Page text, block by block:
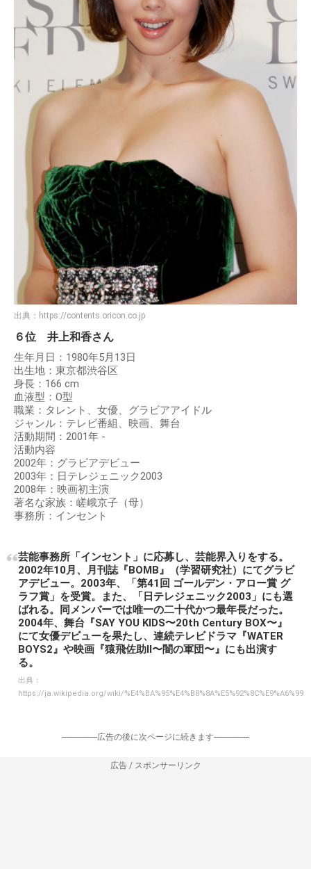
出典： https://contents.oricon.co.jp
６位 井上和香さん
生年月日：1980年5月13日
出生地：東京都渋谷区
身長：166 cm
血液型：O型
職業：タレント、女優、グラビアアイドル
ジャンル：テレビ番組、映画、舞台
活動期間：2001年 -
活動内容
2002年：グラビアデビュー
2003年：日テレジェニック2003
2008年：映画初主演
著名な家族：嵯峨京子（母）
事務所：インセント
芸能事務所「インセント」に応募し、芸能界入りをする。
2002年10月、月刊誌『BOMB』（学習研究社）にてグラビ
アデビュー。2003年、「第41回 ゴールデン・アロー賞 グ
ラフ賞」を受賞。また、「日テレジェニック2003」にも選
ばれる。同メンバーでは唯一の二十代かつ最年長だった。
2004年、舞台『SAY YOU KIDS〜20th Century BOX〜』
にて女優デビューを果たし、連続テレビドラマ『WATER
BOYS2』や映画『猿飛佐助II〜闇の軍団〜』にも出演す
る。
出典：
https://ja.wikipedia.org/wiki/%E4%BA%95%E4%B8%8A%E5%92%8C%E9%A6%99
-----------------広告の後に次ページに続きます-----------------
広告 / スポンサーリンク